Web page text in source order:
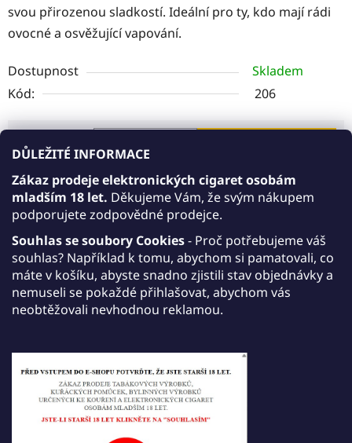
DŮLEŽITÉ INFORMACE
Zákaz prodeje elektronických cigaret osobám
mladším 18 let. Děkujeme Vám, že svým nákupem
podporujete zodpovědné prodejce.
Souhlas se soubory Cookies- Proč potřebujeme váš
souhlas? Například k tomu, abychom si pamatovali, co
máte v košíku, abyste snadno zjistili stav objednávky a
nemuseli se pokaždé přihlašovat, abychom vás
neobtěžovali nevhodnou reklamou.
svou přirozenou sladkostí. Ideální pro ty, kdo mají rádi
ovocné a osvěžující vapování.
Dostupnost
Skladem
Kód:
206
169 Kč
Měrná cena:
Akce 10+1 zdarma
AKCE 10+1: Kupte 10 libovolných produktů JDI
Vabeen, přidejte do košíku ještě jeden JDI
Vabeen dle vlastního výběru a získáte jej zdarma.
Akce platí do 30. září 2026.
Popis